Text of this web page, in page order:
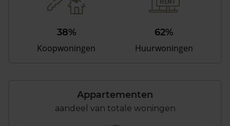
38%
Koopwoningen
62%
Huurwoningen
Appartementen
aandeel van totale woningen